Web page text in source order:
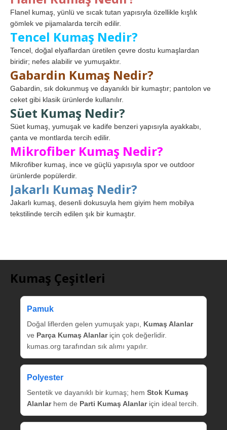
Flanel kumaş, yünlü ve sıcak tutan yapısıyla özellikle kışlık
gömlek ve pijamalarda tercih edilir.
Tencel Kumaş Nedir?
Tencel, doğal elyaflardan üretilen çevre dostu kumaşlardan
biridir; nefes alabilir ve yumuşaktır.
Gabardin Kumaş Nedir?
Gabardin, sık dokunmuş ve dayanıklı bir kumaştır; pantolon ve
ceket gibi klasik ürünlerde kullanılır.
Süet Kumaş Nedir?
Süet kumaş, yumuşak ve kadife benzeri yapısıyla ayakkabı,
çanta ve montlarda tercih edilir.
Mikrofiber Kumaş Nedir?
Mikrofiber kumaş, ince ve güçlü yapısıyla spor ve outdoor
ürünlerde popülerdir.
Jakarlı Kumaş Nedir?
Jakarlı kumaş, desenli dokusuyla hem giyim hem mobilya
tekstilinde tercih edilen şık bir kumaştır.
Kumaş Çeşitleri
Pamuk
Doğal liflerden gelen yumuşak yapı, Kumaş Alanlar
ve Parça Kumaş Alanlariçin çok değerlidir.
kumas.org tarafından sık alımı yapılır.
Polyester
Sentetik ve dayanıklı bir kumaş; hem Stok Kumaş
Alanlarhem de Parti Kumaş Alanlariçin ideal tercih.